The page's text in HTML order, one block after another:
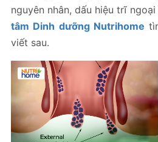
nguyên nhân, dấu hiệu trĩ
tâm Dinh dưỡng Nutrihome
viết sau.